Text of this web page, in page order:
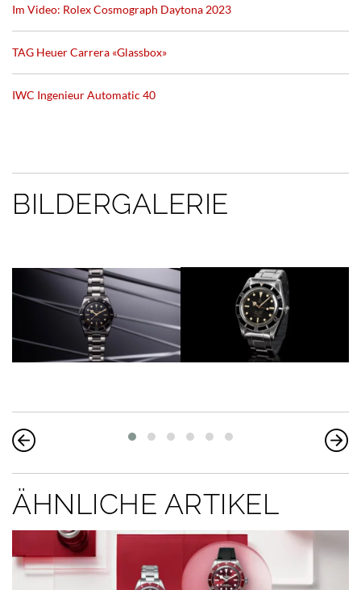
Im Video: Rolex Cosmograph Daytona 2023
TAG Heuer Carrera «Glassbox»
IWC Ingenieur Automatic 40
BILDERGALERIE
ÄHNLICHE ARTIKEL